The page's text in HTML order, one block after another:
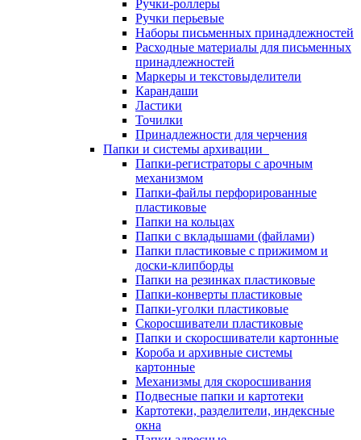
Ручки-роллеры
Ручки перьевые
Наборы письменных принадлежностей
Расходные материалы для письменных
принадлежностей
Маркеры и текстовыделители
Карандаши
Ластики
Точилки
Принадлежности для черчения
Папки и системы архивации
Папки-регистраторы с арочным
механизмом
Папки-файлы перфорированные
пластиковые
Папки на кольцах
Папки с вкладышами (файлами)
Папки пластиковые с прижимом и
доски-клипборды
Папки на резинках пластиковые
Папки-конверты пластиковые
Папки-уголки пластиковые
Скоросшиватели пластиковые
Папки и скоросшиватели картонные
Короба и архивные системы
картонные
Механизмы для скоросшивания
Подвесные папки и картотеки
Картотеки, разделители, индексные
окна